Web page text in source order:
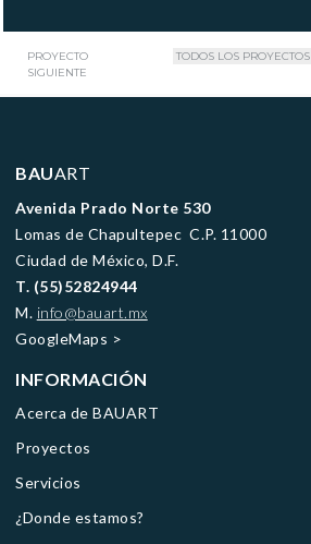
PROYECTO
SIGUIENTE
TODOS LOS PROYECTOS
BAUART
Avenida Prado Norte 530
Lomas de Chapultepec C.P. 11000
Ciudad de México, D.F.
T. (55)52824944
M. info@bauart.mx
GoogleMaps >
INFORMACIÓN
Acerca de BAUART
Proyectos
Servicios
¿Donde estamos?